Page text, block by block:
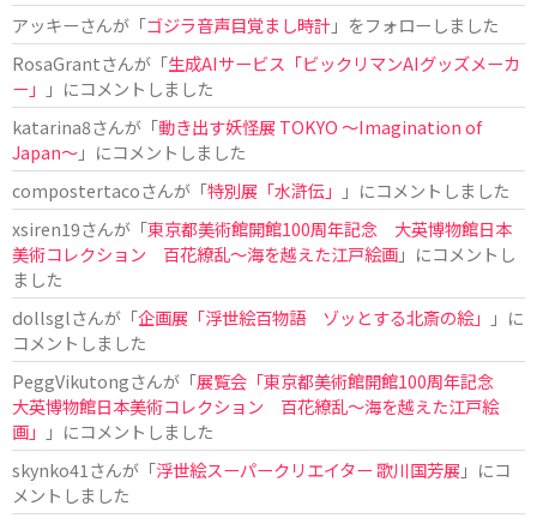
アッキーさんが「ゴジラ音声目覚まし時計」をフォローしました
RosaGrantさんが「生成AIサービス「ビックリマンAIグッズメーカ
ー」
」にコメントしました
katarina8さんが「動き出す妖怪展 TOKYO 〜Imagination of
Japan〜」にコメントしました
compostertacoさんが「特別展「水滸伝」
」にコメントしました
xsiren19さんが「東京都美術館開館100周年記念 大英博物館日本
美術コレクション 百花繚乱～海を越えた江戸絵画」にコメントし
ました
dollsglさんが「企画展「浮世絵百物語 ゾッとする北斎の絵」
」に
コメントしました
PeggVikutongさんが「展覧会「東京都美術館開館100周年記念
大英博物館日本美術コレクション 百花繚乱〜海を越えた江戸絵
画」
」にコメントしました
skynko41 さんが「浮世絵スーパークリエイター 歌川国芳展 」にコ
メントしました